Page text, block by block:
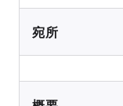
宛所